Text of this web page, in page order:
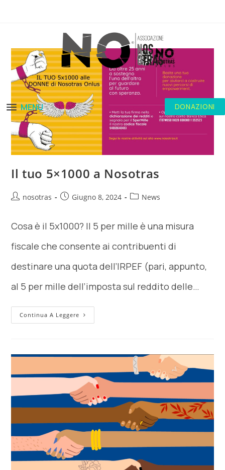
MENU DONAZIONI
Il tuo 5×1000 a Nosotras
nosotras Giugno 8, 2024 News
Cosa è il 5x1000? Il 5 per mille è una misura
fiscale che consente ai contribuenti di
destinare una quota dell’IRPEF (pari, appunto,
al 5 per mille dell’imposta sul reddito delle…
Continua A Leggere